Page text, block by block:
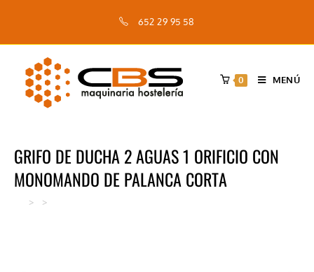
contenido
652 29 95 58
0 MENÚ
GRIFO DE DUCHA 2 AGUAS 1 ORIFICIO CON
MONOMANDO DE PALANCA CORTA
> >